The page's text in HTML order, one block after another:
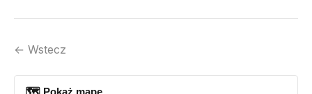
← Wstecz
🗺 Pokaż mapę